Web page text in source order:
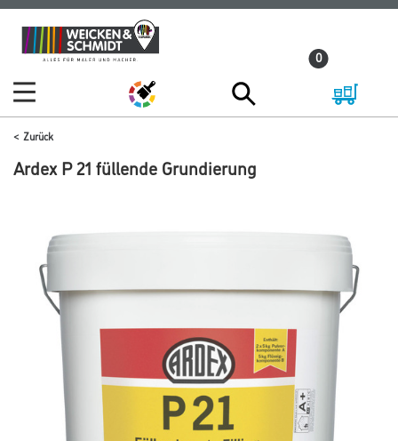
Zum
Inhalt
Zum
Navigationsmenü
0
Zurück
Ardex P 21 füllende Grundierung